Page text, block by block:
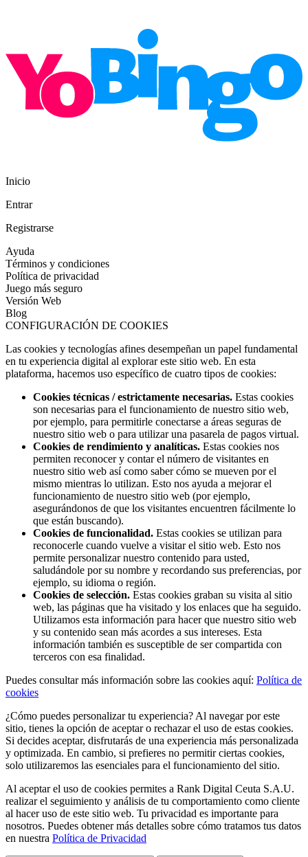
Inicio
Entrar
Registrarse
Ayuda
Términos y condiciones
Política de privacidad
Juego más seguro
Versión Web
Blog
CONFIGURACIÓN DE COOKIES
Las cookies y tecnologías afines desempeñan un papel fundamental
en tu experiencia digital al explorar este sitio web. En esta
plataforma, hacemos uso específico de cuatro tipos de cookies:
Cookies técnicas / estrictamente necesarias. Estas cookies
son necesarias para el funcionamiento de nuestro sitio web,
por ejemplo, para permitirle conectarse a áreas seguras de
nuestro sitio web o para utilizar una pasarela de pagos virtual.
Cookies de rendimiento y analíticas. Estas cookies nos
permiten reconocer y contar el número de visitantes en
nuestro sitio web así como saber cómo se mueven por el
mismo mientras lo utilizan. Esto nos ayuda a mejorar el
funcionamiento de nuestro sitio web (por ejemplo,
asegurándonos de que los visitantes encuentren fácilmente lo
que están buscando).
Cookies de funcionalidad. Estas cookies se utilizan para
reconocerle cuando vuelve a visitar el sitio web. Esto nos
permite personalizar nuestro contenido para usted,
saludándole por su nombre y recordando sus preferencias, por
ejemplo, su idioma o región.
Cookies de selección. Estas cookies graban su visita al sitio
web, las páginas que ha visitado y los enlaces que ha seguido.
Utilizamos esta información para hacer que nuestro sitio web
y su contenido sean más acordes a sus intereses. Esta
información también es susceptible de ser compartida con
terceros con esa finalidad.
Puedes consultar más información sobre las cookies aquí: Política de
cookies
¿Cómo puedes personalizar tu experiencia? Al navegar por este
sitio, tienes la opción de aceptar o rechazar el uso de estas cookies.
Si decides aceptar, disfrutarás de una experiencia más personalizada
y optimizada. En cambio, si prefieres no permitir ciertas cookies,
solo utilizaremos las esenciales para el funcionamiento del sitio.
Al aceptar el uso de cookies permites a Rank Digital Ceuta S.A.U.
realizar el seguimiento y análisis de tu comportamiento como cliente
al hacer uso de este sitio web. Tu privacidad es importante para
nosotros. Puedes obtener más detalles sobre cómo tratamos tus datos
en nuestra Política de Privacidad